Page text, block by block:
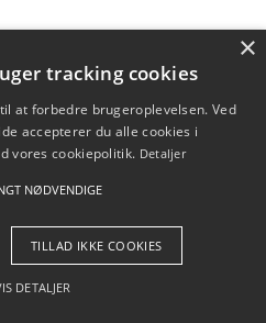
op efter et stort event
- Pilanto Aps
Blog Betingelser
×
tracking cookies
at forbedre brugeroplevelsen. Ved
accepterer du alle cookies i
vores cookiepolitik. Detaljer
NØDVENDIGE
TILLAD IKKE COOKIES
DETALJER